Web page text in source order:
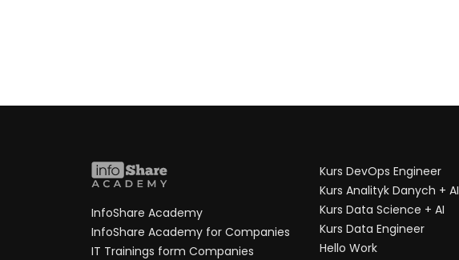
InfoShare Academy
InfoShare Academy for Companies
IT Trainings form Companies
Kurs DevOps Engineer
Kurs Analityk Danych + AI
Kurs Data Science + AI
Kurs Data Engineer
Hello Work